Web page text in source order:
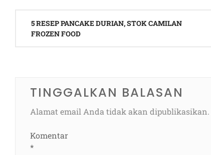
pos5 RESEP PANCAKE DURIAN, STOK CAMILAN
FROZEN FOOD
TINGGALKAN BALASAN
Alamat email Anda tidak akan dipublikasikan.
Komentar
*